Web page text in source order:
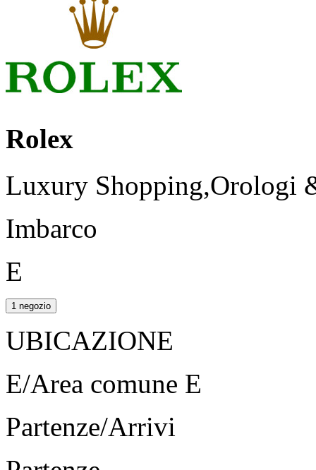
Rolex
Luxury Shopping,Orologi
Imbarco
E
1 negozio
UBICAZIONE
E/Area comune E
Partenze/Arrivi